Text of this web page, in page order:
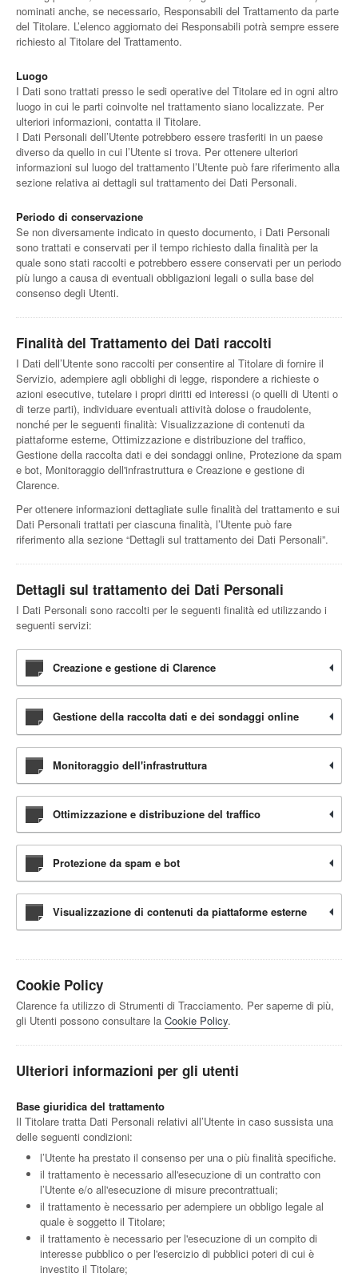
nominati anche, se necessario, Responsabili del Trattamento da parte
del Titolare. L’elenco aggiornato dei Responsabili potrà sempre essere
richiesto al Titolare del Trattamento.
Luogo
I Dati sono trattati presso le sedi operative del Titolare ed in ogni altro
luogo in cui le parti coinvolte nel trattamento siano localizzate. Per
ulteriori informazioni, contatta il Titolare.
I Dati Personali dell’Utente potrebbero essere trasferiti in un paese
diverso da quello in cui l’Utente si trova. Per ottenere ulteriori
informazioni sul luogo del trattamento l’Utente può fare riferimento alla
sezione relativa ai dettagli sul trattamento dei Dati Personali.
Periodo di conservazione
Se non diversamente indicato in questo documento, i Dati Personali
sono trattati e conservati per il tempo richiesto dalla finalità per la
quale sono stati raccolti e potrebbero essere conservati per un periodo
più lungo a causa di eventuali obbligazioni legali o sulla base del
consenso degli Utenti.
Finalità del Trattamento dei Dati raccolti
I Dati dell’Utente sono raccolti per consentire al Titolare di fornire il
Servizio, adempiere agli obblighi di legge, rispondere a richieste o
azioni esecutive, tutelare i propri diritti ed interessi (o quelli di Utenti o
di terze parti), individuare eventuali attività dolose o fraudolente,
nonché per le seguenti finalità: Visualizzazione di contenuti da
piattaforme esterne, Ottimizzazione e distribuzione del traffico,
Gestione della raccolta dati e dei sondaggi online, Protezione da spam
e bot, Monitoraggio dell'infrastruttura e Creazione e gestione di
Clarence.
Per ottenere informazioni dettagliate sulle finalità del trattamento e sui
Dati Personali trattati per ciascuna finalità, l’Utente può fare
riferimento alla sezione “Dettagli sul trattamento dei Dati Personali”.
Dettagli sul trattamento dei Dati Personali
I Dati Personali sono raccolti per le seguenti finalità ed utilizzando i
seguenti servizi:
Creazione e gestione di Clarence
Gestione della raccolta dati e dei sondaggi online
Monitoraggio dell'infrastruttura
Ottimizzazione e distribuzione del traffico
Protezione da spam e bot
Visualizzazione di contenuti da piattaforme esterne
Cookie Policy
Clarence fa utilizzo di Strumenti di Tracciamento. Per saperne di più,
gli Utenti possono consultare la Cookie Policy.
Ulteriori informazioni per gli utenti
Base giuridica del trattamento
Il Titolare tratta Dati Personali relativi all’Utente in caso sussista una
delle seguenti condizioni:
l’Utente ha prestato il consenso per una o più finalità specifiche.
il trattamento è necessario all'esecuzione di un contratto con
l’Utente e/o all'esecuzione di misure precontrattuali;
il trattamento è necessario per adempiere un obbligo legale al
quale è soggetto il Titolare;
il trattamento è necessario per l'esecuzione di un compito di
interesse pubblico o per l'esercizio di pubblici poteri di cui è
investito il Titolare;